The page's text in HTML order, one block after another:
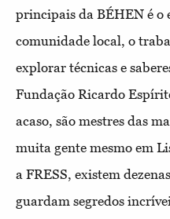
principais da BÉHEN é o
comunidade local, o
explorar técnicas e
Fundação Ricardo
acaso, são mestres das
muita gente mesmo em
a FRESS, existem
guardam segredos